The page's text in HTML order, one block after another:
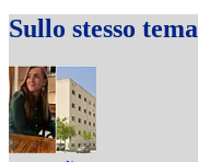
Sullo stesso tema